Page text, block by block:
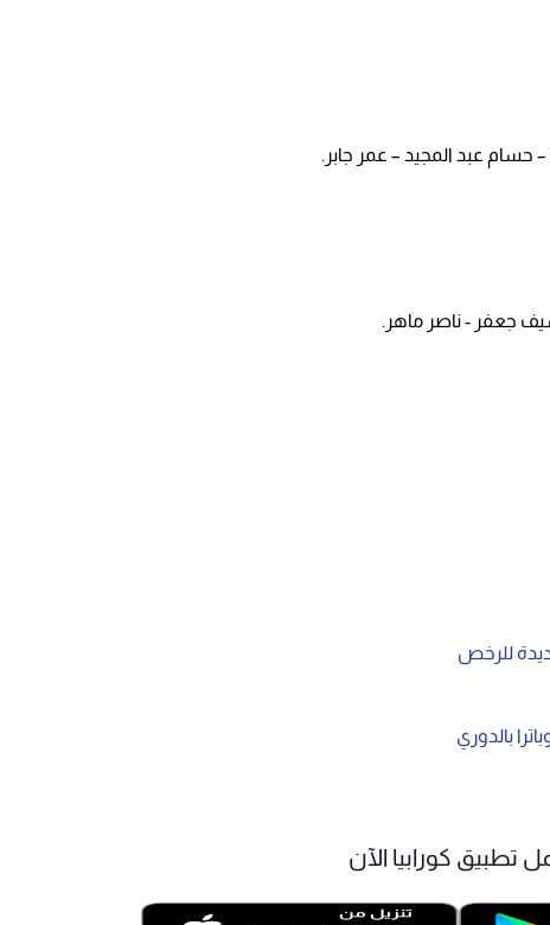
حسام عبد المجيد – عمر جابر.
جعفر - ناصر ماهر.
للرخص
بالدوري
تطبيق كورابيا الآن